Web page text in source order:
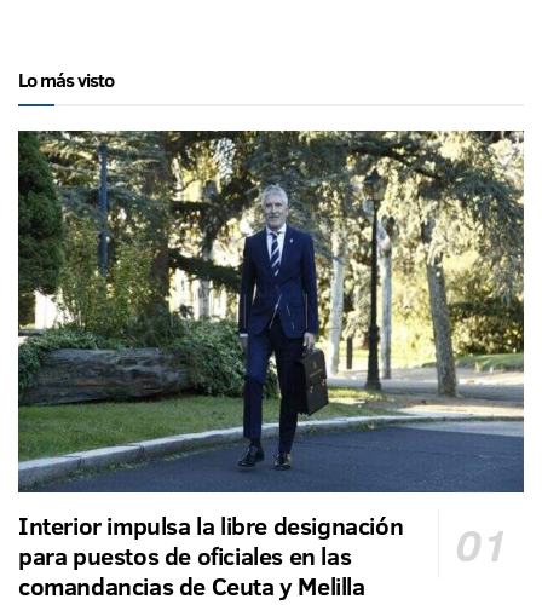
Lo más visto
Interior impulsa la libre designación
para puestos de oficiales en las
comandancias de Ceuta y Melilla